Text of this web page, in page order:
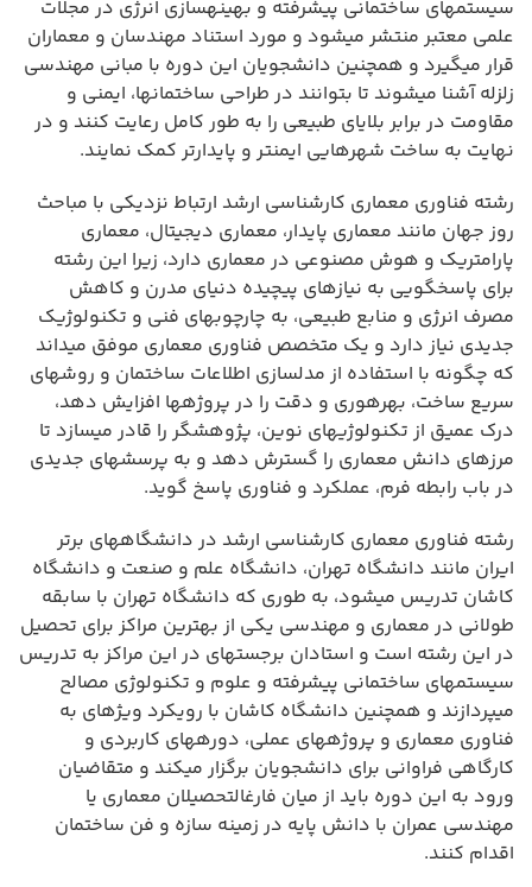
سیستمهای ساختمانی پیشرفته و بهینهسازی انرژی در مجلات
علمی معتبر منتشر میشود و مورد استناد مهندسان و معماران
قرار میگیرد و همچنین دانشجویان این دوره با مبانی مهندسی
زلزله آشنا میشوند تا بتوانند در طراحی ساختمانها، ایمنی و
مقاومت در برابر بلایای طبیعی را به طور کامل رعایت کنند و در
نهایت به ساخت شهرهایی ایمنتر و پایدارتر کمک نمایند.
رشته فناوری معماری کارشناسی ارشد ارتباط نزدیکی با مباحث
روز جهان مانند معماری پایدار، معماری دیجیتال، معماری
پارامتریک و هوش مصنوعی در معماری دارد، زیرا این رشته
برای پاسخگویی به نیازهای پیچیده دنیای مدرن و کاهش
مصرف انرژی و منابع طبیعی، به چارچوبهای فنی و تکنولوژیک
جدیدی نیاز دارد و یک متخصص فناوری معماری موفق میداند
که چگونه با استفاده از مدلسازی اطلاعات ساختمان و روشهای
سریع ساخت، بهرهوری و دقت را در پروژهها افزایش دهد،
درک عمیق از تکنولوژیهای نوین، پژوهشگر را قادر میسازد تا
مرزهای دانش معماری را گسترش دهد و به پرسشهای جدیدی
در باب رابطه فرم، عملکرد و فناوری پاسخ گوید.
رشته فناوری معماری کارشناسی ارشد در دانشگاههای برتر
ایران مانند دانشگاه تهران، دانشگاه علم و صنعت و دانشگاه
کاشان تدریس میشود، به طوری که دانشگاه تهران با سابقه
طولانی در معماری و مهندسی یکی از بهترین مراکز برای تحصیل
در این رشته است و استادان برجستهای در این مراکز به تدریس
سیستمهای ساختمانی پیشرفته و علوم و تکنولوژی مصالح
میپردازند و همچنین دانشگاه کاشان با رویکرد ویژهای به
فناوری معماری و پروژههای عملی، دورههای کاربردی و
کارگاهی فراوانی برای دانشجویان برگزار میکند و متقاضیان
ورود به این دوره باید از میان فارغالتحصیلان معماری یا
مهندسی عمران با دانش پایه در زمینه سازه و فن ساختمان
اقدام کنند.